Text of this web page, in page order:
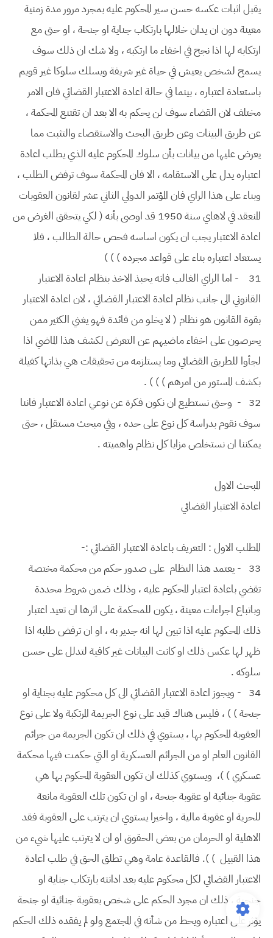
يقبل اثبات عكسه حسن سير المحكوم عليه بمجرد مرور مدة زمنية
معينة دون ان يدان خلالها بارتكاب جناية او جنحة ، او حتى مع
ارتكابه لها اذا نجح في اخفاء ما ارتكبه ، ولا شك ان ذلك سوف
يسمح لشخص يعيش في حياة غير شريفة ويسلك سلوكا غير قويم
باستعادة اعتباره ، بينما في حالة اعادة الاعتبار القضائي فان الامر
مختلف لان القضاء سوف لن يحكم به الا بعد ان تقتنع المحكمة ،
عن طريق البينات وعن طريق البحث والاستقصاء والتثبت مما
يعرض عليها من بيانات بأن سلوك المحكوم عليه الذي يطلب اعادة
اعتباره يدل على الاستقامه ، الا فان المحكمة سوف ترفض الطلب ،
وبناء على هذا الراي فان المؤتمر الدولي الثاني عشر لقانون العقوبات
المنعقد في لاهاي سنة 1950 قد اوصى بأنه ( لكي يتحقق الغرض من
اعادة الاعتبار يجب ان يكون اساسه فحص حالة الطالب ، فلا
يستعاد اعتباره بناء على قواعد مجرده ) ) )
31
- اما الراي الغالب فانه يحبذ الاخذ بنظام اعادة الاعتبار
القانوني الى جانب نظام اعادة الاعتبار القضائي ، لان اعادة الاعتبار
بقوة القانون هو نظام ( لا يخلو من فائدة فهو يغني الكثير ممن
يحرصون على اخفاء ماضيهم عن التعرض لكشف هذا الماضي اذا
لجأوا للطريق القضائي وما يستلزمه من تحقيقات هي بذاتها كفيلة
بكشف المستور من امرهم ) ) ) .
32 - وحتى نستطيع ان نكون فكرة عن نوعي اعادة الاعتبار فاننا
سوف نقوم بدراسة كل نوع على حده ، وفي مبحث مستقل ، حتى
يمكننا ان نستخلص مزايا كل نظام واهميته .
المبحث الاول
اعادة الاعتبار القضائي
المطلب الاول : التعريف باعادة الاعتبار القضائي :-
33 - يعتمد هذا النظام على صدور حكم من محكمة مختصة
تقضي باعادة اعتبار المحكوم عليه ، وذلك ضمن شروط محددة
وباتباع اجراءات معينة ، يكون للمحكمة على اثرها ان تعيد اعتبار
ذلك المحكوم عليه اذا تبين لها انه جدير به ، او ان ترفض طلبه اذا
ظهر لها عكس ذلك او كانت البيانات غير كافية لتدلل على حسن
سلوكه .
34 - ويجوز اعادة الاعتبار القضائي الى كل محكوم عليه بجناية او
جنحة ) ) ، فليس هناك قيد على نوع الجريمة المرتكبة ولا على نوع
العقوبة المحكوم بها ، يستوي في ذلك ان تكون الجريمة من جرائم
القانون العام او من الجرائم العسكرية او التي حكمت فيها محكمة
عسكري ) )، ويستوي كذلك ان تكون العقوبة المحكوم بها هي
عقوبة جنائية او عقوبة جنحة ، او ان تكون تلك العقوبة مانعة
للحرية او عقوبة مالية ، واخيرا يستوي ان يترتب على العقوبة فقد
الاهلية او الحرمان من بعض الحقوق او ان لا يترتب عليها شيء من
هذا القبيل ) ). فالقاعدة عامة وهي تطلق الحق في طلب اعادة
الاعتبار القضائي لكل محكوم عليه بعد ادانته بارتكاب جناية او
جنحية ، ذلك ان مجرد الحكم على شخص بعقوبة جنائية او جنحة
يؤثر على اعتباره ويحط من شأنه في المجتمع ولو لم يفقده ذلك الحكم